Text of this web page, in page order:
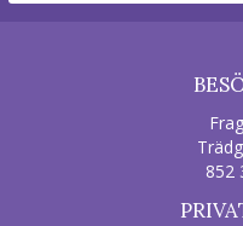
852